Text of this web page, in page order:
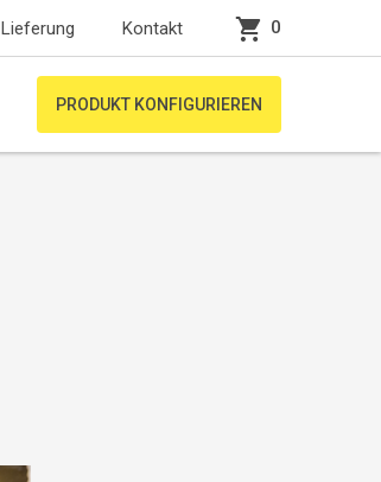
Lieferung Kontakt 0
PRODUKT KONFIGURIEREN